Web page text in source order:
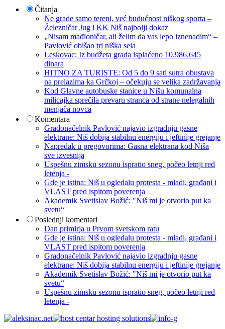
Čitanja
Ne grade samo tereni, već budućnost niškog sporta –
Železničar Jug i KK Niš najbolji dokaz
„Nisam mađioničar, ali želim da vas lepo iznenadim“ –
Pavlović obišao tri niška sela
Leskovac; Iz budžeta grada isplaćeno 10.986.645
dinara
HITNO ZA TURISTE: Od 5 do 9 sati sutra obustava
na prelazima ka Grčkoj – očekuju se velika zadržavanja
Kod Glavne autobuske stanice u Nišu komunalna
milicajka sprečila prevaru stranca od strane nelegalnih
menjača novca
Komentara
Gradonačelnik Pavlović najavio izgradnju gasne
elektrane: Niš dobija stabilnu energiju i jeftinije grejanje
Napredak u pregovorima: Gasna elektrana kod Niša
sve izvesnija
Uspešnu zimsku sezonu ispratio sneg, počeo letnji red
letenja -
Gde je istina: Niš u ogledalu protesta - mladi, građani i
VLAST pred ispitom poverenja
Akademik Svetislav Božić: "Niš mi je otvorio put ka
svetu“
Poslednji komentari
Dan primirja u Prvom svetskom ratu
Gde je istina: Niš u ogledalu protesta - mladi, građani i
VLAST pred ispitom poverenja
Gradonačelnik Pavlović najavio izgradnju gasne
elektrane: Niš dobija stabilnu energiju i jeftinije grejanje
Akademik Svetislav Božić: "Niš mi je otvorio put ka
svetu“
Uspešnu zimsku sezonu ispratio sneg, počeo letnji red
letenja -